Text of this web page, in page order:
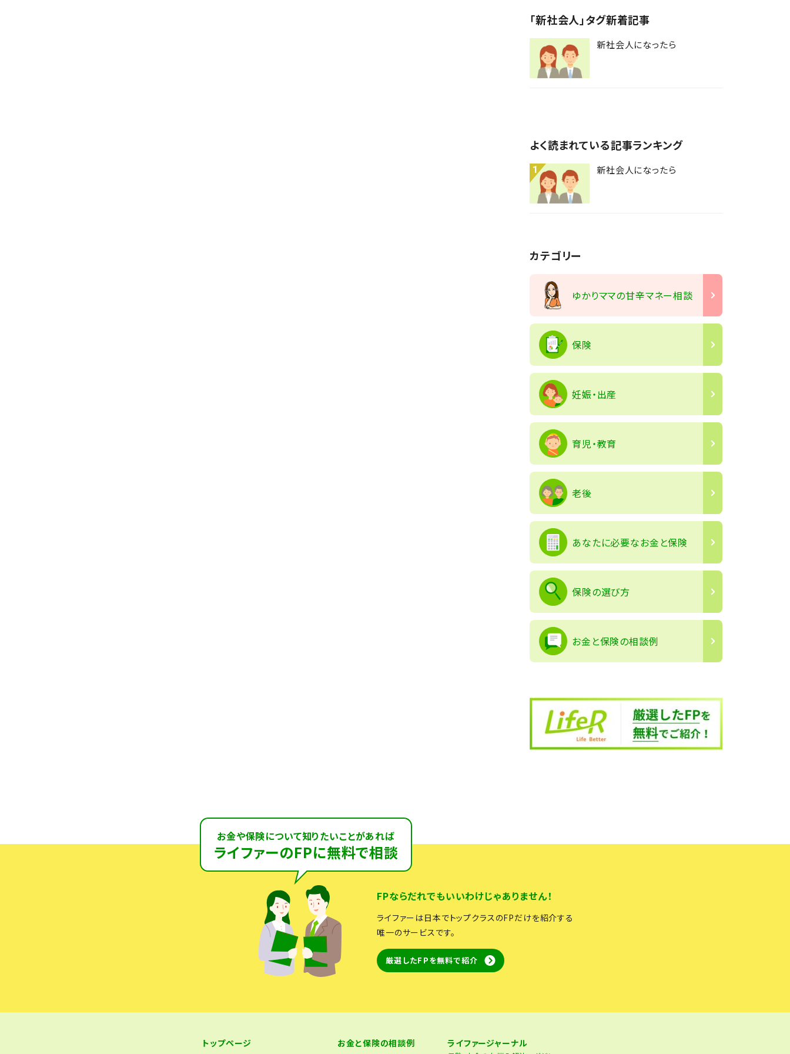
「新社会人」タグ新着記事
新社会人になったら
よく読まれている記事ランキング
1 新社会人になったら
カテゴリー
ゆかりママの甘辛マネー相談
保険
妊娠・出産
育児・教育
老後
あなたに必要なお金と保険
保険の選び方
お金と保険の相談例
お金や保険について知りたいことがあれば
ライファーのFPに無料で相談
FPならだれでもいいわけじゃありません！
ライファーは日本でトップクラスのFPだけを紹介する
唯一のサービスです。
厳選したFPを無料で紹介
トップページ お金と保険の相談例 ライファージャーナル